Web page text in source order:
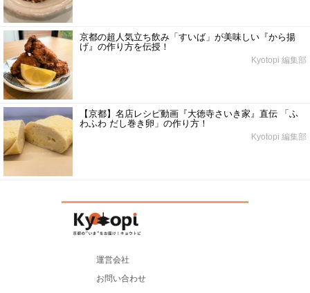
京都の超人気立ち飲み「すいば」が美味しい『から揚
げ』の作り方を伝授！
Kyotopi 編集部
【京都】名店レシピ動画『大徳寺さいき家』直伝 「ふ
わふわ だし巻き卵」の作り方！
Kyotopi 編集部
運営会社
お問い合わせ